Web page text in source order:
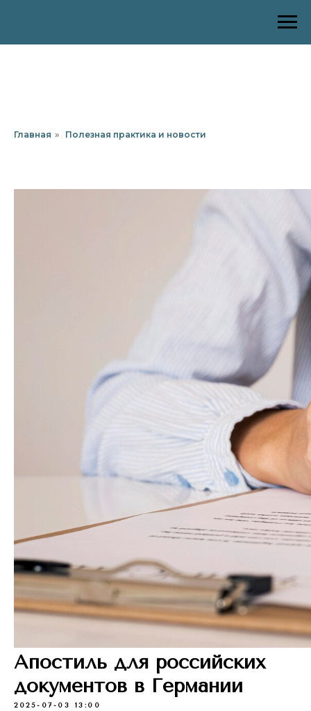
Главная » Полезная практика и новости
Апостиль для российских
документов в Германии
2025-07-03 13:00